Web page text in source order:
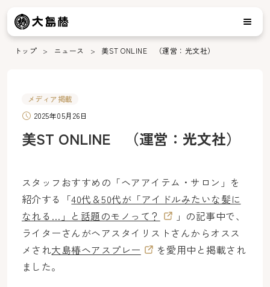
トップ ニュース 美ST ONLINE （運営：光文社）
メディア掲載
2025年05月26日
美ST ONLINE （運営：光文社）
スタッフおすすめの「ヘアアイテム・サロン」を
紹介する「40代＆50代が「アイドルみたいな髪に
なれる…」と話題のモノって？
」の記事中で、
ライターさんがヘアスタイリストさんからオスス
メされ大島椿ヘアスプレー
を愛用中と掲載され
ました。